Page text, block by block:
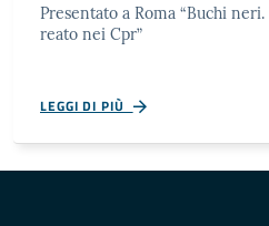
Presentato a Roma “Buchi
reato nei Cpr”
LEGGI DI PIÙ